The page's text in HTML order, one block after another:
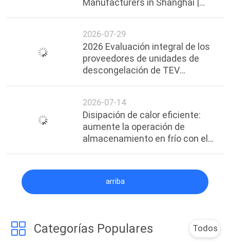
Manufacturers in Shanghai |
2026-07-29
2026 Evaluación integral de los
proveedores de unidades de
descongelación de TEV
2026-07-14
Disipación de calor eficiente:
aumente la operación de
almacenamiento en frío con el
arriba
Categorías Populares Todos